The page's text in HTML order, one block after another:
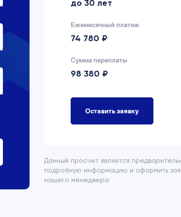
до 30 лет
Ежемесячный платеж
74 780 ₽
Сумма переплаты
98 380 ₽
Оставить заявку
Данный просчет является
подробную информацию и оформить
нашего менеджера